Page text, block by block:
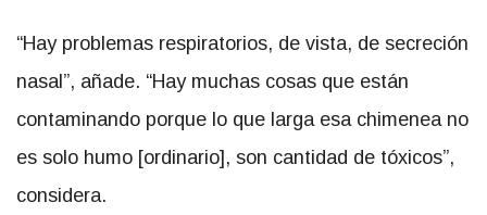
“Hay problemas respiratorios, de vista, de secreción
nasal”, añade. “Hay muchas cosas que están
contaminando porque lo que larga esa chimenea no
es solo humo [ordinario], son cantidad de tóxicos”,
considera.